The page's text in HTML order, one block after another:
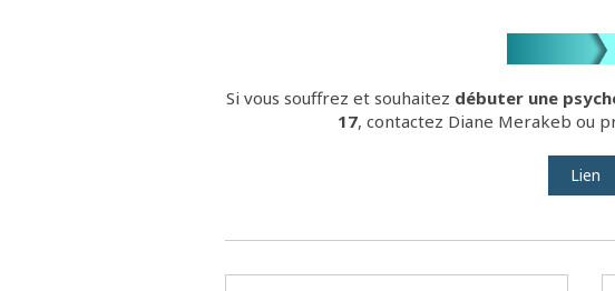
Si vous souffrez et souhaitez débuter une ps
17, contactez Diane Merakeb ou
Lien